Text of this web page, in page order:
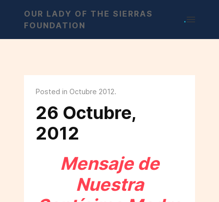
OUR LADY OF THE SIERRAS
FOUNDATION
.
Posted in Octubre 2012.
26 Octubre,
2012
Mensaje de
Nuestra